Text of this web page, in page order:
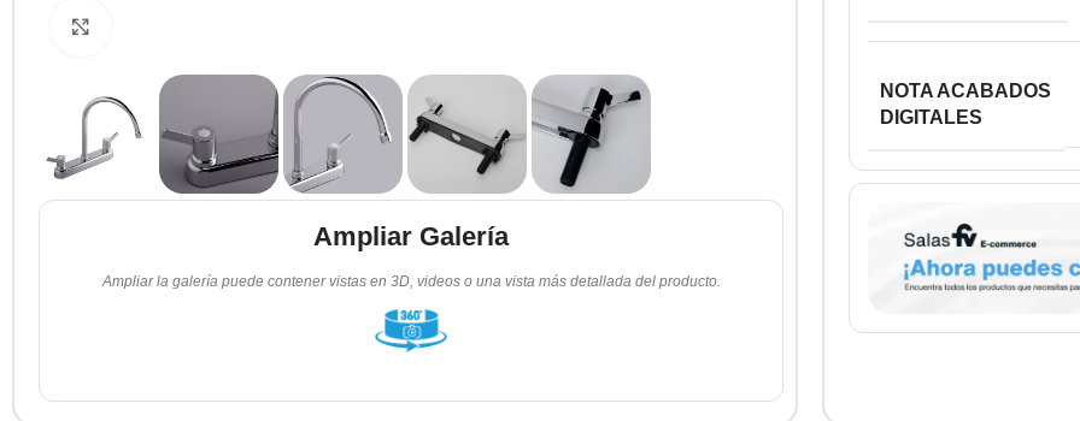
Ampliar Galería
Ampliar la galería puede contener vistas en 3D, videos o una vista más detallada del producto.
NOTA ACABADOS
DIGITALES